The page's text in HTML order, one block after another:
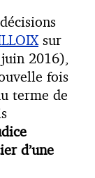
sur
2016),
fois
terme de
d’une